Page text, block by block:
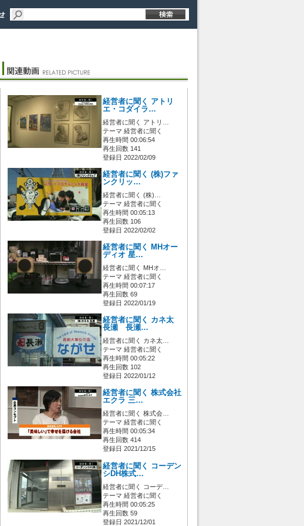
経営者に聞く アトリ
エ・コダイラ…
経営者に聞く アトリ…
テーマ 経営者に聞く
再生時間 00:06:54
再生回数 141
登録日 2022/02/09
経営者に聞く (株)ファ
ンクリッ…
経営者に聞く (株)…
テーマ 経営者に聞く
再生時間 00:05:13
再生回数 106
登録日 2022/02/02
経営者に聞く MHオー
ディオ 星…
経営者に聞く MHオ…
テーマ 経営者に聞く
再生時間 00:07:17
再生回数 69
登録日 2022/01/19
経営者に聞く カネ太
長瀬 長瀬…
経営者に聞く カネ太…
テーマ 経営者に聞く
再生時間 00:05:22
再生回数 102
登録日 2022/01/12
経営者に聞く 株式会社
エクラ 三…
経営者に聞く 株式会…
テーマ 経営者に聞く
再生時間 00:05:34
再生回数 414
登録日 2021/12/15
経営者に聞く コーデン
シDH株式…
経営者に聞く コーデ…
テーマ 経営者に聞く
再生時間 00:05:25
再生回数 59
登録日 2021/12/01